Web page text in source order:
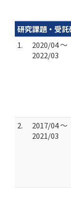
研究課題・受
1.
2020/04 ～
2022/03
2.
2017/04 ～
2021/03